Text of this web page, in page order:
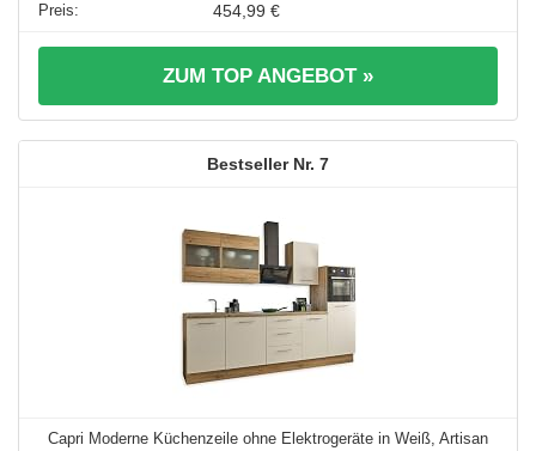
454,99 €
ZUM TOP ANGEBOT »
7
Capri Moderne Küchenzeile ohne Elektrogeräte in Weiß, Artisan